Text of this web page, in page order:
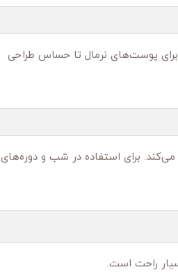
پوست‌های نرمال تا حساس طراحی
برای استفاده در شب و دوره‌های
راحت است.